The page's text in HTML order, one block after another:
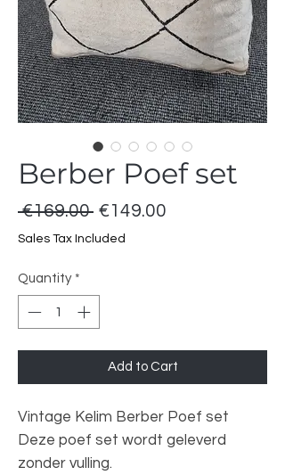
Berber Poef set
€169.00 Regular
Price
€149.00
Sales Tax Included
Quantity *
Add to Cart
Vintage Kelim Berber Poef set
Deze poef set wordt geleverd
zonder vulling.